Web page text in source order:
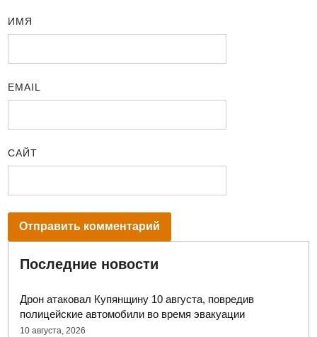
ИМЯ
EMAIL
САЙТ
Последние новости
Дрон атаковал Купянщину 10 августа, повредив
полицейские автомобили во время эвакуации
10 августа, 2026